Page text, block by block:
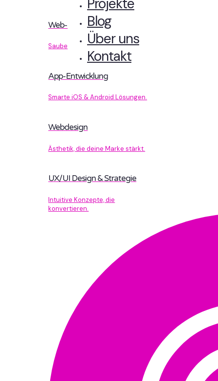
Projekte
Blog
Über uns
Kontakt
Web-Entwicklung
Sauberer Code, der performt.
App-Entwicklung
Smarte iOS & Android Lösungen.
Webdesign
Ästhetik, die deine Marke stärkt.
UX/UI Design & Strategie
Intuitive Konzepte, die
konvertieren.